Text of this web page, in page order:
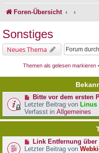
Foren-Übersicht
Sonstiges
Neues Thema
Themen als gelesen markieren
Bitte vor dem ersten
Letzter Beitrag von Linus
Verfasst in Allgemeines
Link Entfernung über
Letzter Beitrag von